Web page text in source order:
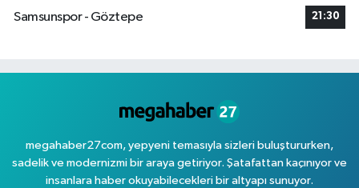
Samsunspor - Göztepe
21:30
megahaber27com, yepyeni temasıyla sizleri buluştururken,
sadelik ve modernizmi bir araya getiriyor. Şatafattan kaçınıyor ve
insanlara haber okuyabilecekleri bir altyapı sunuyor.